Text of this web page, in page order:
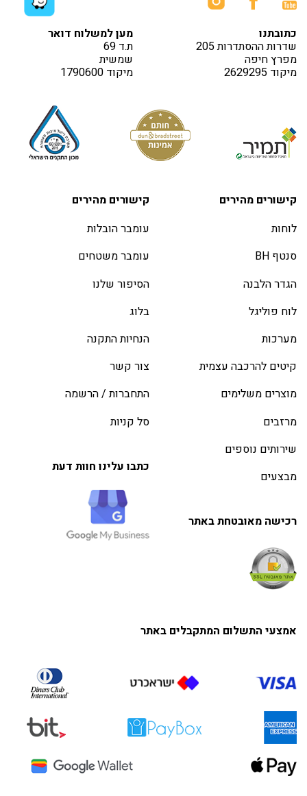
כתובתנו
שדרות ההסתדרות 205
מפרץ חיפה
מיקוד 2629295
מען למשלוח דואר
ת.ד 69
שמשית
מיקוד 1790600
קישורים מהירים
לוחות
סנטף BH
הגדר הלבנה
לוח פוליגל
מערכות
קיטים להרכבה עצמית
מוצרים משלימים
מרזבים
שירותים נוספים
מבצעים
רכישה מאובטחת באתר
קישורים מהירים
עומבר הובלות
עומבר משטחים
הסיפור שלנו
בלוג
הנחיות התקנה
צור קשר
התחברות / הרשמה
סל קניות
כתבו עלינו חוות דעת
אמצעי התשלום המתקבלים באתר